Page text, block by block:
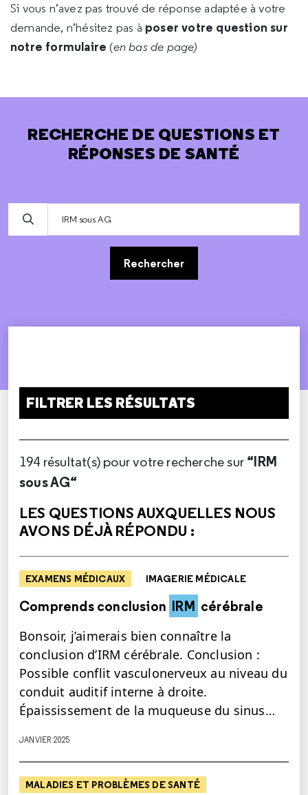
Si vous n’avez pas trouvé de réponse adaptée à votre
demande, n’hésitez pas à poser votre question sur
notre formulaire (en bas de page)
RECHERCHE DE QUESTIONS ET
RÉPONSES DE SANTÉ
Rechercher
FILTRER LES RÉSULTATS
194 résultat(s) pour votre recherche sur “IRM
sous AG“
LES QUESTIONS AUXQUELLES NOUS
AVONS DÉJÀ RÉPONDU :
EXAMENS MÉDICAUX IMAGERIE MÉDICALE
Comprends conclusion IRM cérébrale
Bonsoir, j’aimerais bien connaître la
conclusion d’IRM cérébrale. Conclusion :
Possible conflit vasculonerveux au niveau du
conduit auditif interne à droite.
Épaississement de la muqueuse du sinus…
JANVIER 2025
MALADIES ET PROBLÈMES DE SANTÉ